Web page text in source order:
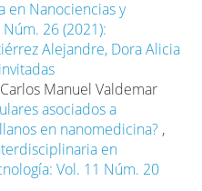
en Nanociencias y
26 (2021):
Alejandre, Dora Alicia
Manuel Valdemar
asociados a
en nanomedicina? ,
en
Vol. 11 Núm. 20